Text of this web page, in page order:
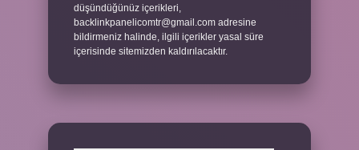
düşündüğünüz içerikleri,
backlinkpanelicomtr@gmail.com adresine
bildirmeniz halinde, ilgili içerikler yasal süre
içerisinde sitemizden kaldırılacaktır.